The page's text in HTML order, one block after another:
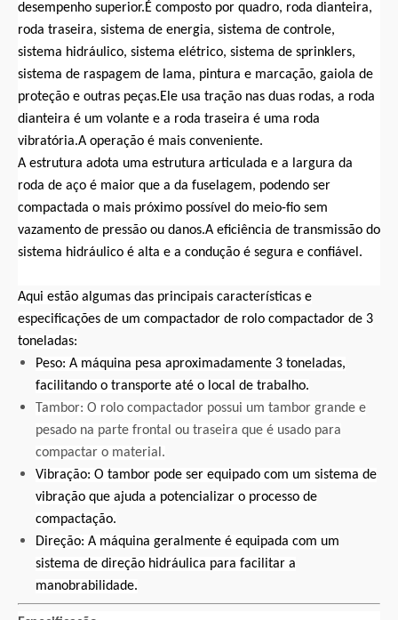
desempenho superior.É composto por quadro, roda dianteira,
roda traseira, sistema de energia, sistema de controle,
sistema hidráulico, sistema elétrico, sistema de sprinklers,
sistema de raspagem de lama, pintura e marcação, gaiola de
proteção e outras peças.Ele usa tração nas duas rodas, a roda
dianteira é um volante e a roda traseira é uma roda
vibratória.A operação é mais conveniente.
A estrutura adota uma estrutura articulada e a largura da
roda de aço é maior que a da fuselagem, podendo ser
compactada o mais próximo possível do meio-fio sem
vazamento de pressão ou danos.A eficiência de transmissão do
sistema hidráulico é alta e a condução é segura e confiável.
Aqui estão algumas das principais características e
especificações de um compactador de rolo compactador de 3
toneladas:
Peso: A máquina pesa aproximadamente 3 toneladas,
facilitando o transporte até o local de trabalho.
Tambor: O rolo compactador possui um tambor grande e
pesado na parte frontal ou traseira que é usado para
compactar o material.
Vibração: O tambor pode ser equipado com um sistema de
vibração que ajuda a potencializar o processo de
compactação.
Direção: A máquina geralmente é equipada com um
sistema de direção hidráulica para facilitar a
manobrabilidade.